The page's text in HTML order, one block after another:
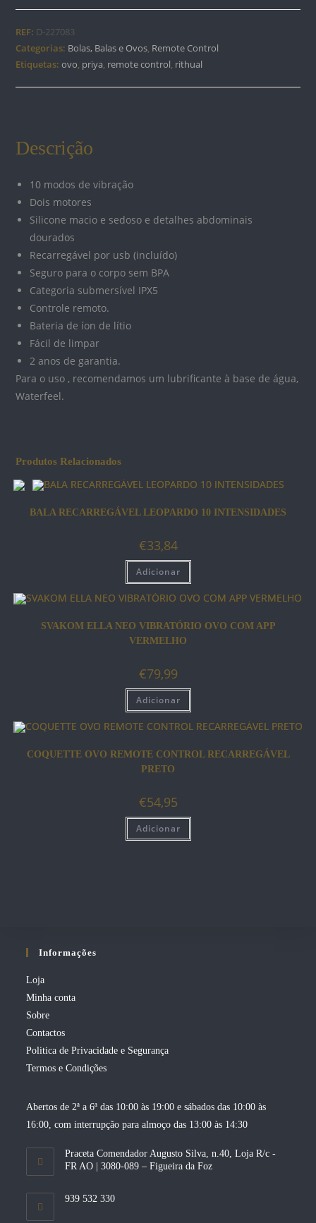
OVO
PRIYA
COM
REF: D-227083
Categorias: Bolas, Balas e Ovos, Remote Control
Etiquetas:ovo, priya, remote control, rithual
Descrição
10 modos de vibração
Dois motores
Silicone macio e sedoso e detalhes abdominais
dourados
Recarregável por usb (incluído)
Seguro para o corpo sem BPA
Categoria submersível IPX5
Controle remoto.
Bateria de íon de lítio
Fácil de limpar
2 anos de garantia.
Para o uso , recomendamos um lubrificante à base de água,
Waterfeel.
Produtos Relacionados
BALA RECARREGÁVEL LEOPARDO 10 INTENSIDADES
€33,84
Adicionar
SVAKOM ELLA NEO VIBRATÓRIO OVO COM APP
VERMELHO
€79,99
Adicionar
COQUETTE OVO REMOTE CONTROL RECARREGÁVEL
PRETO
€54,95
Adicionar
Informações
Loja
Minha conta
Sobre
Contactos
Politica de Privacidade e Segurança
Termos e Condições
Abertos de 2ª a 6ª das 10:00 às 19:00 e sábados das 10:00 às
16:00, com interrupção para almoço das 13:00 às 14:30
Praceta Comendador Augusto Silva, n.40, Loja R/c -
FR AO | 3080-089 – Figueira da Foz
939 532 330